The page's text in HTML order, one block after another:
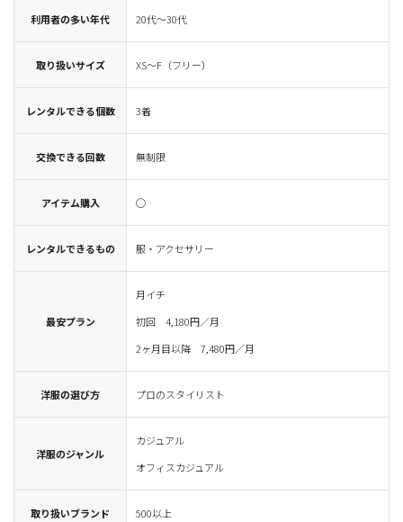
利用者の多い年代 20代～30代
取り扱いサイズ XS～F（フリー）
レンタルできる個数 3着
交換できる回数 無制限
アイテム購入 ◯
レンタルできるもの 服・アクセサリー
最安プラン
月イチ
初回 4,180円／月
2ヶ月目以降 7,480円／月
洋服の選び方 プロのスタイリスト
洋服のジャンル
カジュアル
オフィスカジュアル
取り扱いブランド 500以上